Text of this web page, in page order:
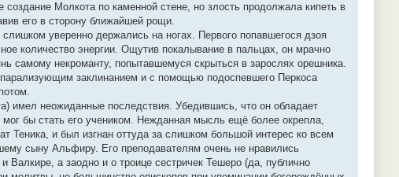
Молкота по каменной стене, но злость продолжала кипеть в
его в сторону ближайшей рощи.
уверенно держались на ногах. Первого попавшегося дзоя
количество энергии. Ощутив покалывание в пальцах, он мрачно
самому некроманту, попытавшемуся скрыться в зарослях орешника.
заклинанием и с помощью подоспевшего Перкоса
имел неожиданные последствия. Убедившись, что он обладает
бы стать его учеником. Нежданная мысль ещё более окрепла,
Теника, и был изгнан оттуда за слишком большой интерес ко всем
сыну Альфиру. Его преподавателям очень не нравились
Валкире, а заодно и о троице сестричек Тешеро (да, публично